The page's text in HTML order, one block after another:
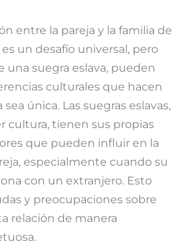
s
n
g
e
r
p
r
i
entre la pareja y la familia de
un desafío universal, pero
una suegra eslava, pueden
culturales que hacen
única. Las suegras eslavas,
cultura, tienen sus propias
que pueden influir en la
especialmente cuando su
con un extranjero. Esto
y preocupaciones sobre
relación de manera